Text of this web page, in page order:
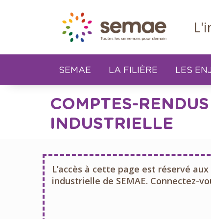
SEMAE LA FILIÈRE LES
COMPTES-
INDUSTRIELLE
L’accès à cette page est réservé
industrielle de SEMAE. Connectez-